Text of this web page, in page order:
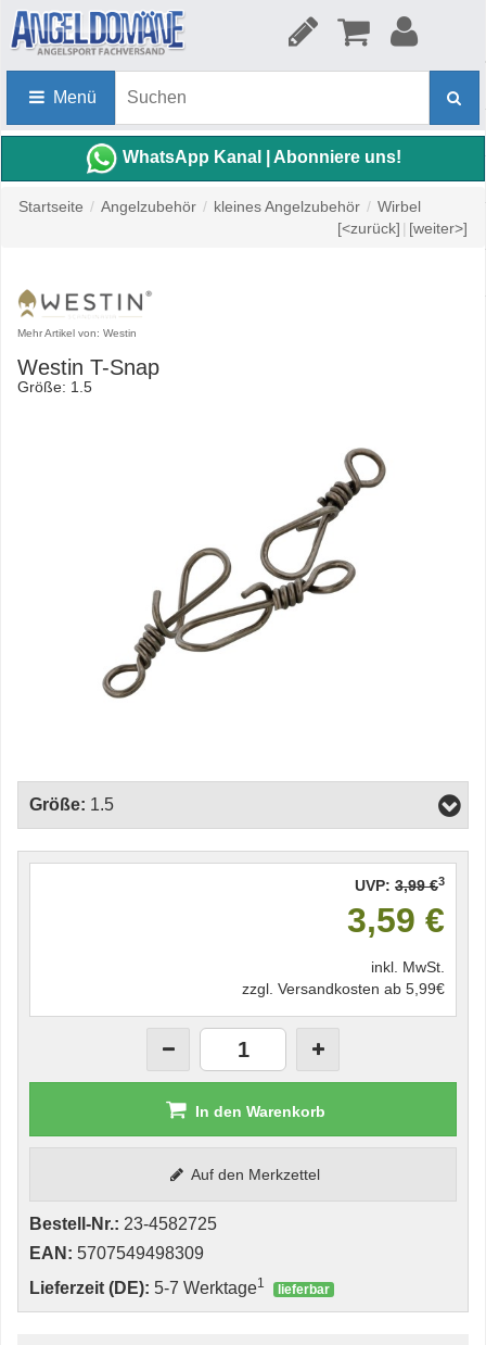
Menü
WhatsApp Kanal | Abonniere uns!
Startseite / Angelzubehör / kleines Angelzubehör / Wirbel
[<zurück] | [weiter>]
Mehr Artikel von: Westin
Westin T-Snap
Größe: 1.5
Größe: 1.5
UVP: 3,99 €3
3,59 €
inkl. MwSt.
zzgl. Versandkosten ab 5,99€
In den Warenkorb
Auf den Merkzettel
Bestell-Nr.: 23-4582725
EAN: 5707549498309
Lieferzeit (DE): 5-7 Werktage1 lieferbar